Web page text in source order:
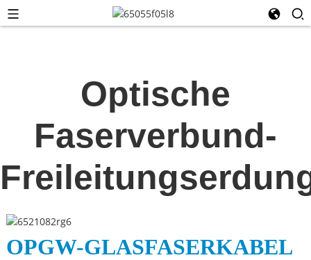
Optische
Faserverbund-
OPGW-GLASFASERKABEL